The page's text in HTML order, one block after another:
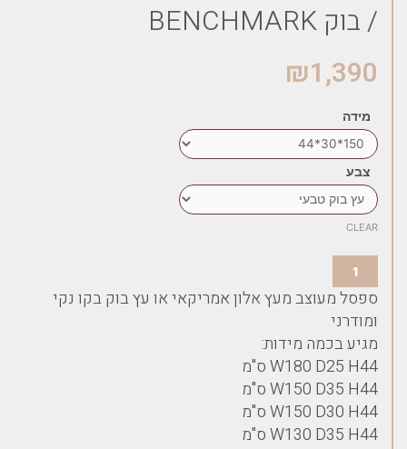
/ בוק BENCHMARK
₪1,390
מידה
צבע
CLEAR
ספסל מעוצב מעץ אלון אמריקאי או עץ בוק בקו נקי
ומודרני
מגיע בכמה מידות:
W180 D25 H44 ס"מ
W150 D35 H44 ס"מ
W150 D30 H44 ס"מ
W130 D35 H44 ס"מ